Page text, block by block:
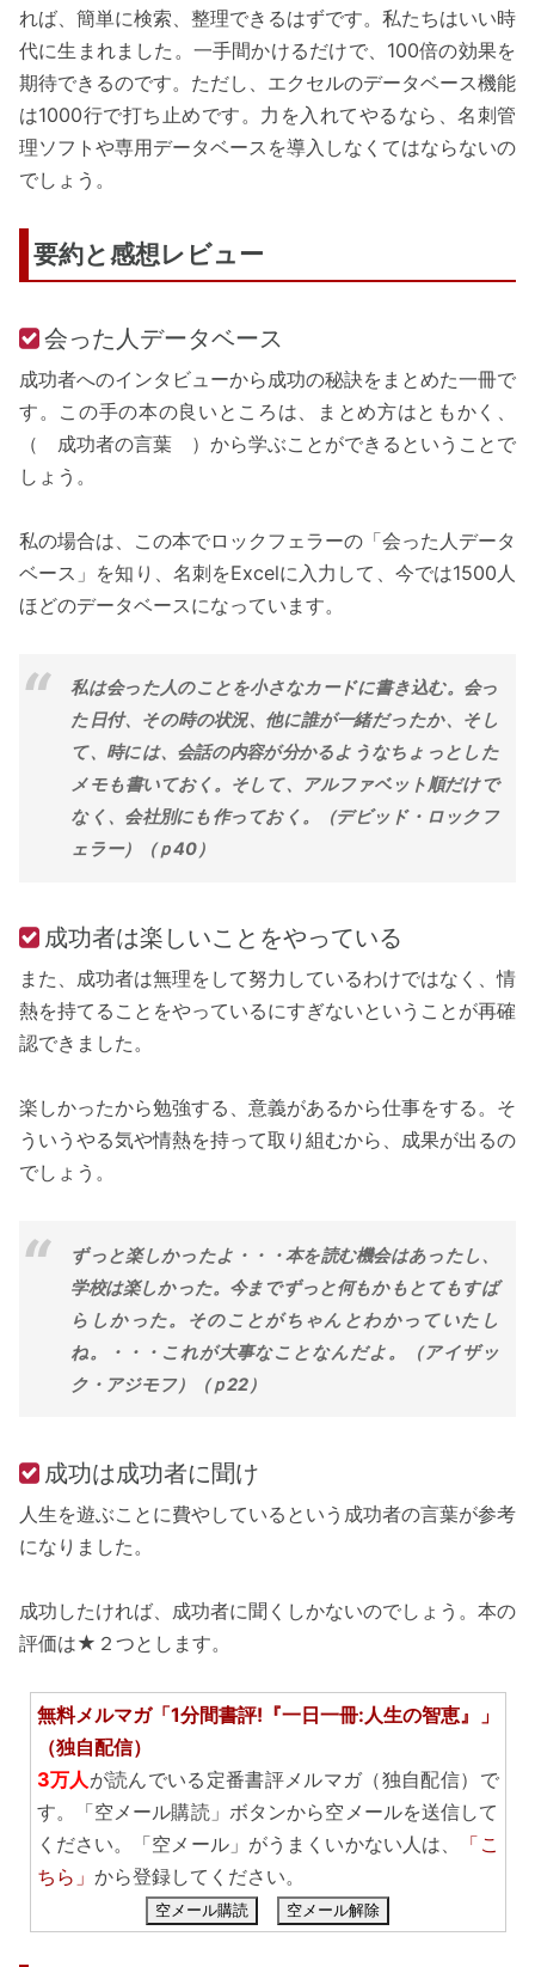
れば、簡単に検索、整理できるはずです。私たちはいい時
代に生まれました。一手間かけるだけで、100倍の効果を
期待できるのです。ただし、エクセルのデータベース機能
は1000行で打ち止めです。力を入れてやるなら、名刺管
理ソフトや専用データベースを導入しなくてはならないの
でしょう。
要約と感想レビュー
会った人データベース
成功者へのインタビューから成功の秘訣をまとめた一冊で
す。この手の本の良いところは、まとめ方はともかく、
（ 成功者の言葉 ）から学ぶことができるということで
しょう。
私の場合は、この本でロックフェラーの「会った人データ
ベース」を知り、名刺をExcelに入力して、今では1500人
ほどのデータベースになっています。
私は会った人のことを小さなカードに書き込む。会っ
た日付、その時の状況、他に誰が一緒だったか、そし
て、時には、会話の内容が分かるようなちょっとした
メモも書いておく。そして、アルファベット順だけで
なく、会社別にも作っておく。（デビッド・ロックフ
ェラー）（ｐ40）
成功者は楽しいことをやっている
また、成功者は無理をして努力しているわけではなく、情
熱を持てることをやっているにすぎないということが再確
認できました。
楽しかったから勉強する、意義があるから仕事をする。そ
ういうやる気や情熱を持って取り組むから、成果が出るの
でしょう。
ずっと楽しかったよ・・・本を読む機会はあったし、
学校は楽しかった。今までずっと何もかもとてもすば
らしかった。そのことがちゃんとわかっていたし
ね。・・・これが大事なことなんだよ。（アイザッ
ク・アジモフ）（ｐ22）
成功は成功者に聞け
人生を遊ぶことに費やしているという成功者の言葉が参考
になりました。
成功したければ、成功者に聞くしかないのでしょう。本の
評価は★２つとします。
無料メルマガ「1分間書評!『一日一冊:人生の智恵』」
（独自配信）
3万人 が読んでいる定番書評メルマガ（独自配信）で
す。「空メール購読」ボタンから空メールを送信して
ください。「空メール」がうまくいかない人は、
「こ
ちら」 から登録してください。
空メール購読 空メール解除